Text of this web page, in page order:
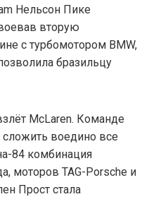
Нельсон Пике
вторую
с турбомотором BMW,
бразильцу
McLaren. Команде
сложить воедино все
84 комбинация
моторов TAG-Porsche и
Прост стала